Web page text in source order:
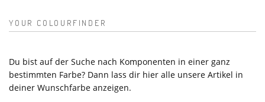
YOUR COLOURFINDER
Du bist auf der Suche nach Komponenten in einer ganz
bestimmten Farbe? Dann lass dir hier alle unsere Artikel in
deiner Wunschfarbe anzeigen.